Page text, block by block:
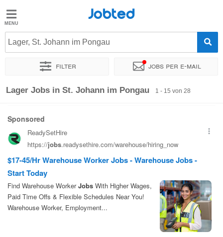
Jobted
Jobs
Jobted
Lager, St. Johann im Pongau
Filter Jobs per e-mail
Sortieren nach Genauer Standort Unternehmen
Lager Jobs in St. Johann im Pongau 1 - 15 von 28